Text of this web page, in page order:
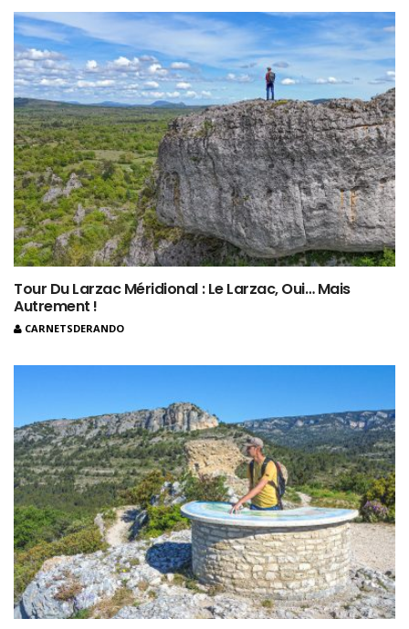
Tour Du Larzac Méridional : Le Larzac, Oui… Mais
Autrement !
CARNETSDERANDO